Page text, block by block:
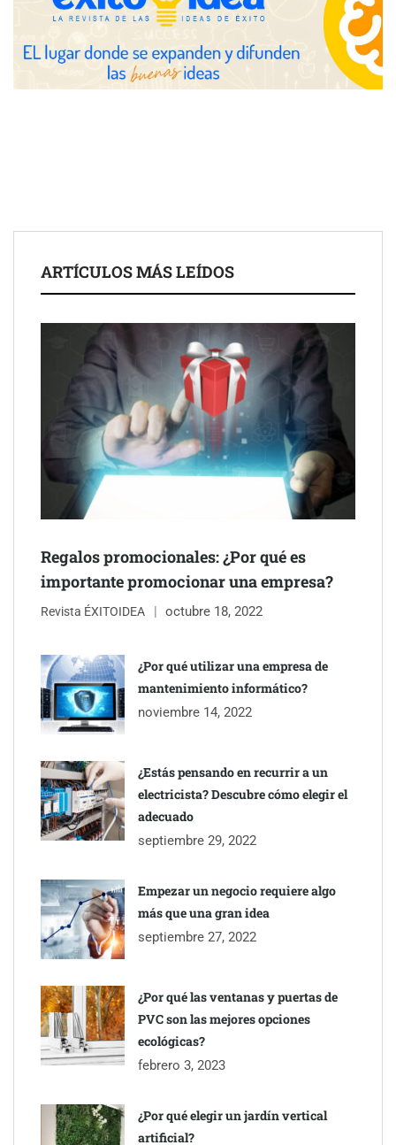
de 50 años
NOVA: innovación y diseño que transforman espacios de la
mano de Tormo Franquicias
impermeabilización de las viviendas antes de las vacaciones
Servimudanzas supera las 3.000 reseñas con 4,8 estrellas en
mudanzas en Barcelona
ARTÍCULOS MÁS LEÍDOS
Regalos promocionales: ¿Por qué es
importante promocionar una empresa?
Revista ÉXITOIDEA octubre 18, 2022
¿Por qué utilizar una empresa de
mantenimiento informático?
noviembre 14, 2022
¿Estás pensando en recurrir a un
electricista? Descubre cómo elegir el
adecuado
septiembre 29, 2022
Empezar un negocio requiere algo
más que una gran idea
septiembre 27, 2022
¿Por qué las ventanas y puertas de
PVC son las mejores opciones
ecológicas?
febrero 3, 2023
¿Por qué elegir un jardín vertical
artificial?